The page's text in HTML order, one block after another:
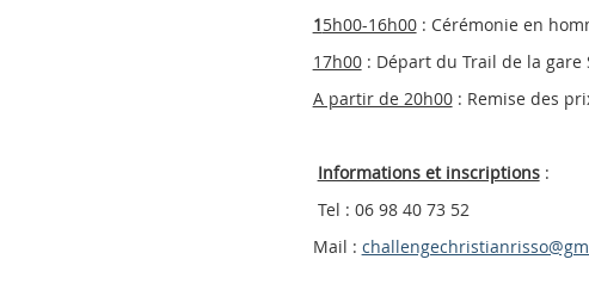
15h00-16h00: Cérémonie en
17h00: Départ du Trail de la gare
A partir de 20h00: Remise des
Informations et inscriptions:
Tel : 06 98 40 73 52
Mail :